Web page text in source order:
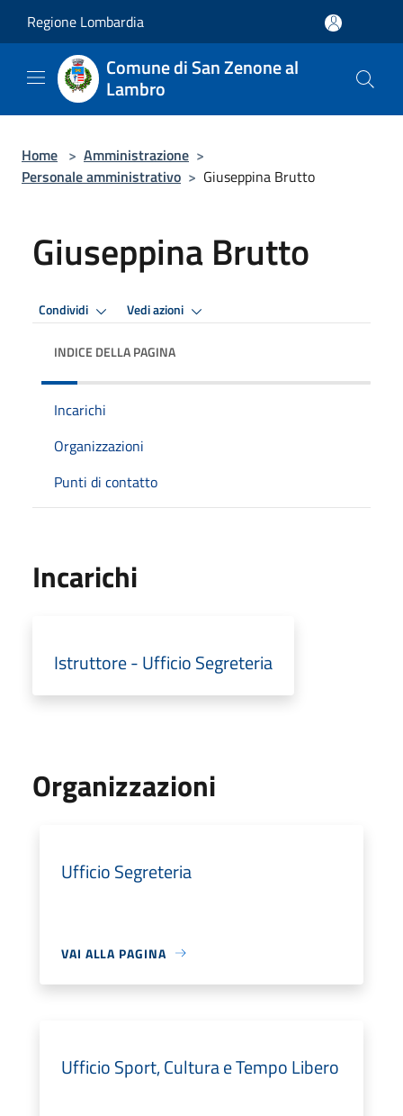
Regione Lombardia
Comune di San Zenone al
Lambro
Home > Amministrazione >
Personale amministrativo > Giuseppina Brutto
Giuseppina Brutto
Condividi Vedi azioni
INDICE DELLA PAGINA
Incarichi
Organizzazioni
Punti di contatto
Incarichi
Istruttore - Ufficio Segreteria
Organizzazioni
Ufficio Segreteria
VAI ALLA PAGINA
Ufficio Sport, Cultura e Tempo Libero